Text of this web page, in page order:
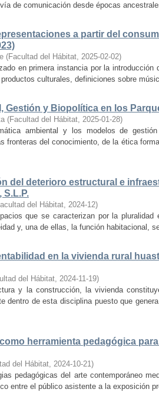
de comunicación desde épocas
a partir del
(Facultad del Hábitat, 2025-02-02)
en primera instancia por la
culturales, definiciones sobre
Gestión y Biopolítica en los
(Facultad del Hábitat, 2025-01-28)
ambiental y los modelos de
fronteras del conocimiento, de la ética
del deterioro estructural e
S.L.P.
del Hábitat, 2024-12)
que se caracterizan por la
y, una de ellas, la función habitacional,
en la vivienda rural
del Hábitat, 2024-11-19)
y la construcción, la vivienda
dentro de esta disciplina puesto que
herramienta pedagógica
del Hábitat, 2024-10-21)
pedagógicas del arte contemporáneo
entre el público asistente a la exposición